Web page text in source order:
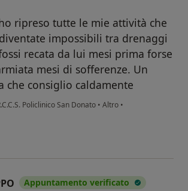
ripreso tutte le mie attività che
impossibili tra drenaggi
recata da lui mesi prima forse
mesi di sofferenze. Un
che consiglio caldamente
Policlinico San Donato • Altro •
L.p.
Appuntamento verificato